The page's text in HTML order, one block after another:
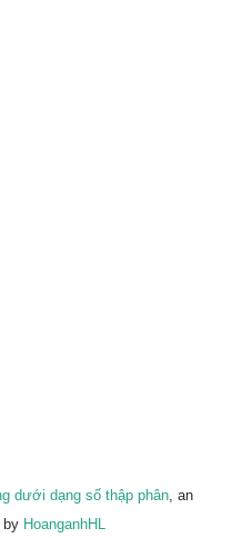
dưới dạng số thập phân, an
by HoanganhHL